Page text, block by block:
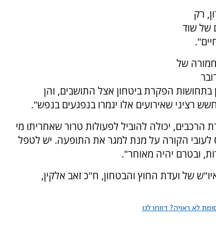
רק
של שוד
של
בתחושות הפקרת ביטחון אצל התושבים, והן
רציני שאירועים אלו יגמרו בנפגעים בנפש".
יכולה להוביל לפעולות טרור שאחריתו מי
לעובי הקורה על מנת למגר את התופעה. יש לטפל
ובטרם יהיה מאוחר".
של ועדת החוץ והבטחון, ח"כ זאב אלקין,
לא ראויה? דווחו לנו